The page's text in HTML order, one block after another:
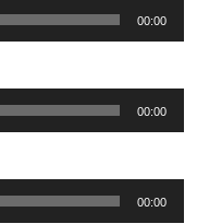
00:00
00:00
00:00